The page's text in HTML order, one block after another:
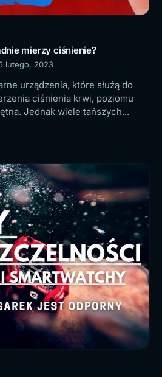
mierzy ciśnienie?
lutego, 2023
urządzenia, które służą do
ciśnienia krwi, poziomu
Jednak wiele tańszych...